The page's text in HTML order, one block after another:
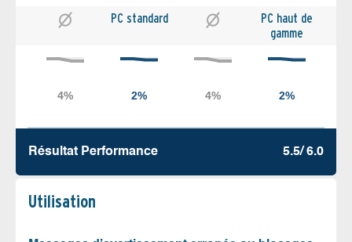
PC standard
PC haut de
gamme
Résultat Performance 5.5/ 6.0
Utilisation